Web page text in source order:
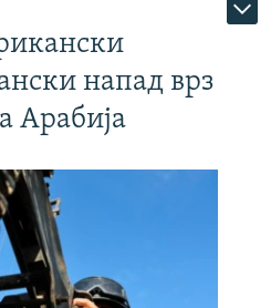
напад врз
Арабија